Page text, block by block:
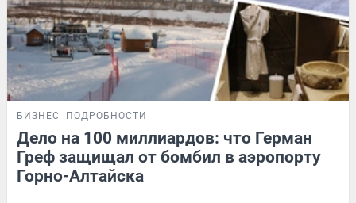
БИЗНЕС ПОДРОБНОСТИ
Дело на 100 миллиардов: что Герман
Греф защищал от бомбил в аэропорту
Горно-Алтайска